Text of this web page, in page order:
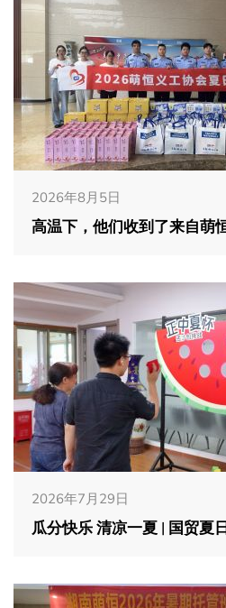
2026年8月5日
高温下，他们收到了来自萌
2026年7月29日
瓜分快乐 清凉一夏 | 国贸夏